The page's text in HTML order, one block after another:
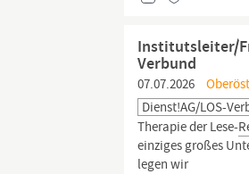
Institutsleiter/
Verbund
07.07.2026
Dienst!AG/LOS-
Therapie der Lese-
einziges großes
legen wir